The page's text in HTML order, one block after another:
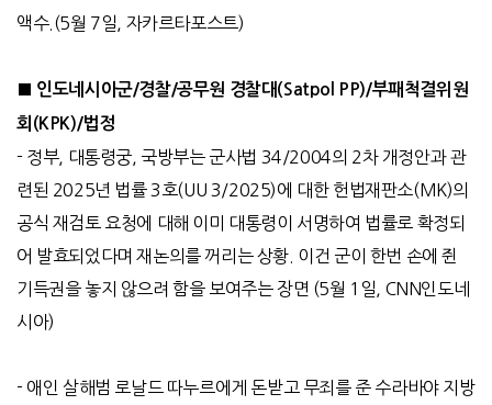
액수. (5월 7일 자카르타포스트)
인도네시아군/경찰/공무원 경찰대 (Satpol PP)/부패척결위원
회 (KPK)/법정
- 정부, 대통령궁 국방부는 군사법 34/2004의 2차 개정안과 관
련된 2025년 법률3 호(UU 3/2025)에 대한 헌법재판소(MK)의
공식 재검토 요청에 대해 이미 대통령이 서명하여 법률로 확정되
어 발효되었다며 재논의를 꺼리는 상황 이건 군이 한번 손에 쥔
기득권을 놓지 않으려 함을 보여주는 장면 (5월 1 일 , CNN인도네
시아)
- 애인 살해범 로날드 따누르에게 돈받고 무죄를 준 수라바야 지방